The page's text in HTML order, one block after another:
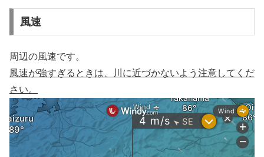
風速
周辺の風速です。
風速が強すぎるときは、川に近づかないよう注意してくだ
さい。